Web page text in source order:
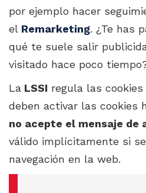
por ejemplo hacer
el Remarketing. ¿Te has
qué te suele salir
visitado hace poco
La LSSI regula las
deben activar las cookies
no acepte el mensaje de
válido implícitamente si
navegación en la web.